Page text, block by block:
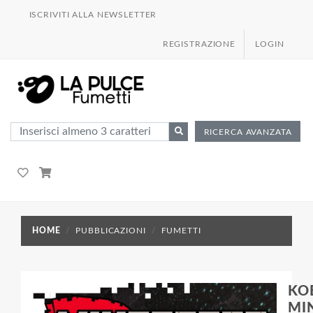
ISCRIVITI ALLA NEWSLETTER
REGISTRAZIONE LOGIN
RICERCA AVANZATA
HOME PUBBLICAZIONI FUMETTI